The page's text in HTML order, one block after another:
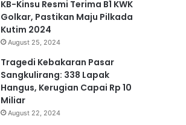
KB-Kinsu Resmi Terima B1 KWK
Golkar, Pastikan Maju Pilkada
Kutim 2024
August 25, 2024
Tragedi Kebakaran Pasar
Sangkulirang: 338 Lapak
Hangus, Kerugian Capai Rp 10
Miliar
August 22, 2024